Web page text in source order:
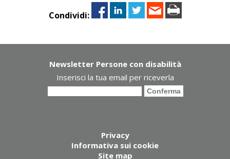
Condividi:
Newsletter Persone con disabilità
Inserisci la tua email per riceverla
Privacy
Informativa sui cookie
Site map